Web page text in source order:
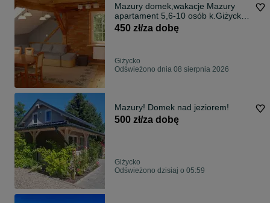
Mazury domek,wakacje Mazury
apartament 5,6-10 osób k.Giżycka
jacuzzi,sauna
450 zł/za dobę
Giżycko
Odświeżono dnia 08 sierpnia 2026
Mazury! Domek nad jeziorem!
500 zł/za dobę
Giżycko
Odświeżono dzisiaj o 05:59